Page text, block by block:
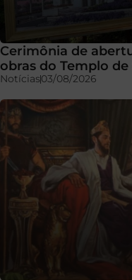
Cerimônia de
obras do Templo de
Notícias03/08/2026